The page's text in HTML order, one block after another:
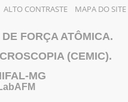
ALTO CONTRASTE MAPA DO SITE
FORÇA ATÔMICA.
(CEMIC).
MG